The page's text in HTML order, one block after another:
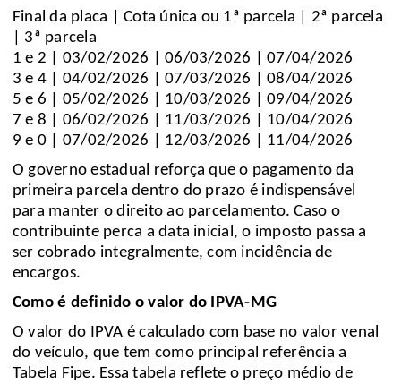
Final da placa | Cota única ou 1ª parcela | 2ª parcela
| 3ª parcela
1 e 2 | 03/02/2026 | 06/03/2026 | 07/04/2026
3 e 4 | 04/02/2026 | 07/03/2026 | 08/04/2026
5 e 6 | 05/02/2026 | 10/03/2026 | 09/04/2026
7 e 8 | 06/02/2026 | 11/03/2026 | 10/04/2026
9 e 0 | 07/02/2026 | 12/03/2026 | 11/04/2026
O governo estadual reforça que o pagamento da
primeira parcela dentro do prazo é indispensável
para manter o direito ao parcelamento. Caso o
contribuinte perca a data inicial, o imposto passa a
ser cobrado integralmente, com incidência de
encargos.
Como é definido o valor do IPVA-MG
O valor do IPVA é calculado com base no valor venal
do veículo, que tem como principal referência a
Tabela Fipe. Essa tabela reflete o preço médio de